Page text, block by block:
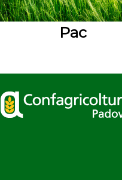
Pac